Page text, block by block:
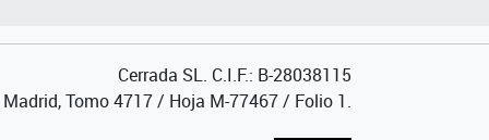
Cerrada SL. C.I.F.: B-28038115
Tomo 4717 / Hoja M-77467 / Folio 1.